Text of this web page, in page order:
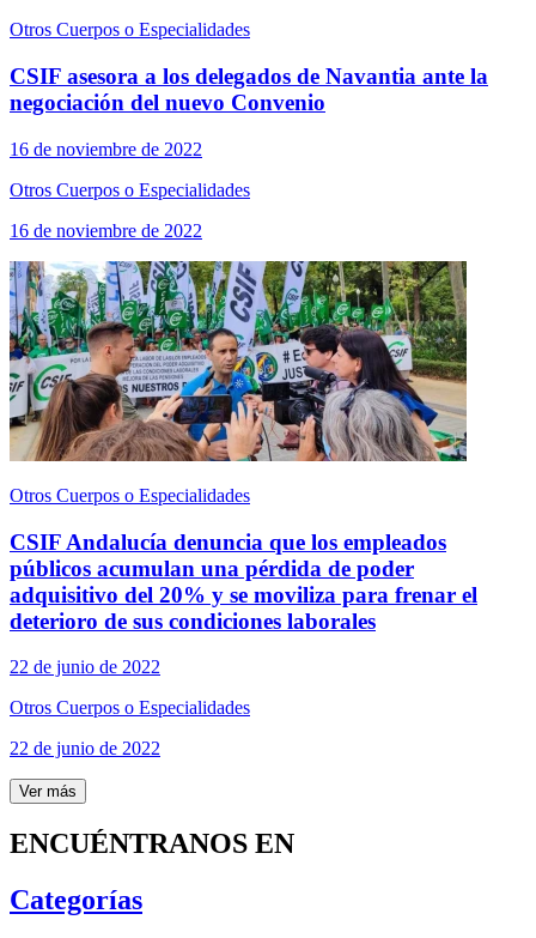
Otros Cuerpos o Especialidades
CSIF asesora a los delegados de Navantia ante la
negociación del nuevo Convenio
16 de noviembre de 2022
Otros Cuerpos o Especialidades
16 de noviembre de 2022
Otros Cuerpos o Especialidades
CSIF Andalucía denuncia que los empleados
públicos acumulan una pérdida de poder
adquisitivo del 20% y se moviliza para frenar el
deterioro de sus condiciones laborales
22 de junio de 2022
Otros Cuerpos o Especialidades
22 de junio de 2022
Ver más
ENCUÉNTRANOS EN
Categorías